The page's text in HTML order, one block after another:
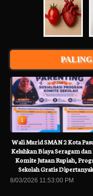
1
Wali Murid SMAN 2 Kota
Keluhkan Biaya Seragam
Komite Jutaan Rupiah,
Sekolah Gratis
8/03/2026 11:53:00 PM